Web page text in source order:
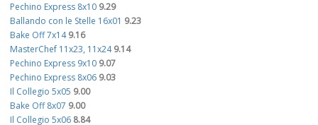
Pechino Express 8x10 9.29
Ballando con le Stelle 16x01 9.23
Bake Off 7x14 9.16
MasterChef 11x23, 11x24 9.14
Pechino Express 9x10 9.07
Pechino Express 8x06 9.03
Il Collegio 5x05 9.00
Bake Off 8x07 9.00
Il Collegio 5x06 8.84